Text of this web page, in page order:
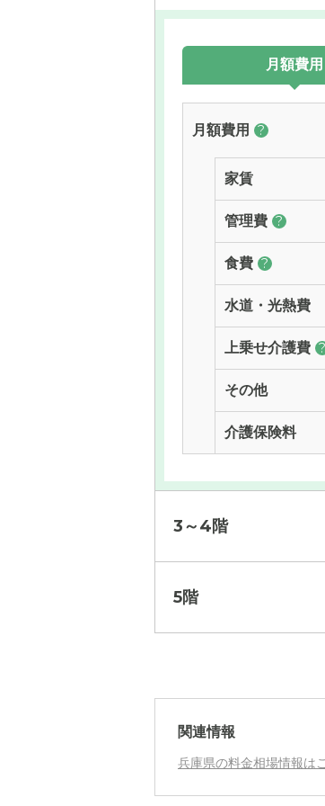
月額費用
月額費用 ?
家賃
管理費 ?
食費 ?
水道・光熱費
上乗せ介護費 ?
その他
介護保険料
3～4階
家賃
管理費 ?
5階
月額費用
家賃
関連情報
兵庫県の料金相場情報は